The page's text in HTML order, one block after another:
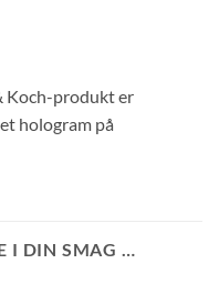
Koch-produkt er
hologram på
I DIN SMAG …